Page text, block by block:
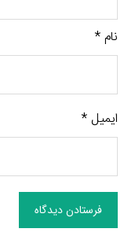
نام*
ایمیل*
فرستادن دیدگاه